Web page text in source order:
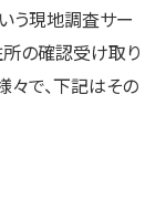
う現地調査サー
所の確認受け取り
で、下記はその